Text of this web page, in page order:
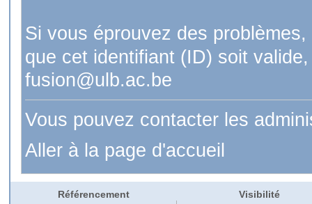
Si vous éprouvez des
que cet identifiant (ID) soit
fusion@ulb.ac.be
Vous pouvez contacter les
Aller à la page d'accueil
Référencement Visibilité